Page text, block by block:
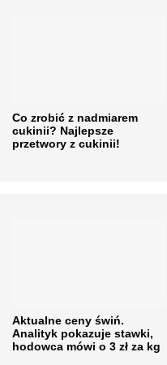
Co zrobić z nadmiarem
cukinii? Najlepsze
przetwory z cukinii!
Aktualne ceny świń.
Analityk pokazuje stawki,
hodowca mówi o 3 zł za kg